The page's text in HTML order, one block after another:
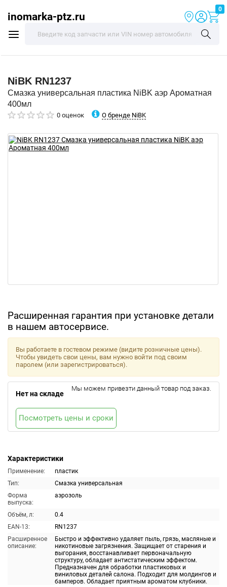
inomarka-ptz.ru
0
NiBK RN1237
Смазка универсальная пластика NiBK аэр Ароматная
400мл
0 оценок О бренде NiBK
Расширенная гарантия при установке детали
в нашем автосервисе.
Характеристики
Применение:
пластик
Тип:
Смазка универсальная
Форма
выпуска:
аэрозоль
Объём, л:
0.4
EAN-13:
RN1237
Расширенное
описание:
Быстро и эффективно удаляет пыль, грязь, масляные и
никотиновые загрязнения. Защищает от старения и
выгорания, восстанавливает первоначальную
структуру, обладает антистатическим эффектом.
Предназначен для обработки пластиковых и
виниловых деталей салона. Подходит для молдингов и
бамперов. Обладает приятным ароматом клубники.
Вы работаете в гостевом режиме (видите розничные цены).
Чтобы увидеть свои цены, вам нужно войти под своим
паролем (или зарегистрироваться).
Нет на складе
Мы можем привезти данный товар под заказ.
Посмотреть цены и сроки